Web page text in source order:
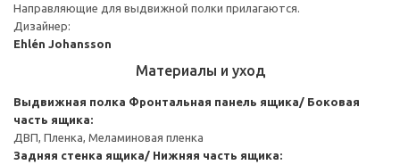
Направляющие для выдвижной полки прилагаются.
Дизайнер:
Ehlén Johansson
Материалы и уход
Выдвижная полка Фронтальная панель ящика/ Боковая
часть ящика:
ДВП, Пленка, Меламиновая пленка
Задняя стенка ящика/ Нижняя часть ящика: